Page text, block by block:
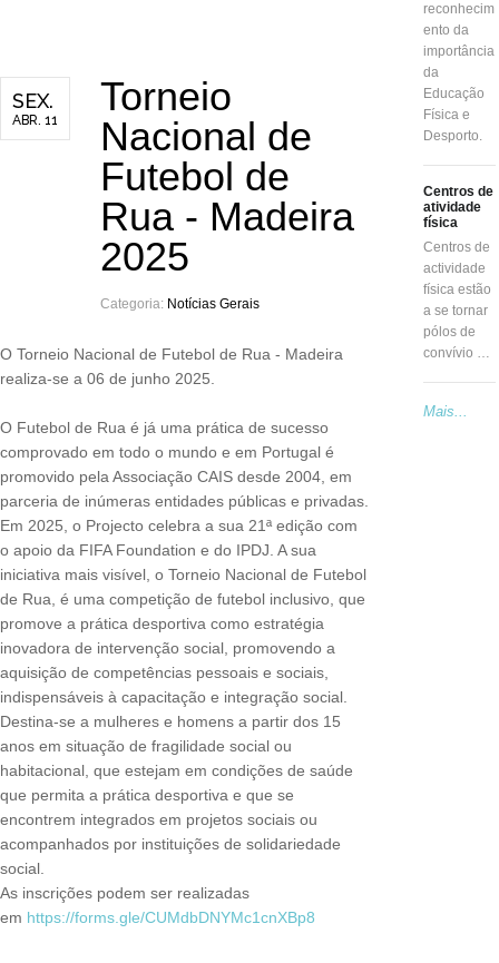
SEX.
ABR. 11
Torneio
Nacional de
Futebol de
Rua - Madeira
2025
Categoria: Notícias Gerais
O Torneio Nacional de Futebol de Rua - Madeira
realiza-se a 06 de junho 2025.
O Futebol de Rua é já uma prática de sucesso
comprovado em todo o mundo e em Portugal é
promovido pela Associação CAIS desde 2004, em
parceria de inúmeras entidades públicas e privadas.
Em 2025, o Projecto celebra a sua 21ª edição com
o apoio da FIFA Foundation e do IPDJ. A sua
iniciativa mais visível, o Torneio Nacional de Futebol
de Rua, é uma competição de futebol inclusivo, que
promove a prática desportiva como estratégia
inovadora de intervenção social, promovendo a
aquisição de competências pessoais e sociais,
indispensáveis à capacitação e integração social.
Destina-se a mulheres e homens a partir dos 15
anos em situação de fragilidade social ou
habitacional, que estejam em condições de saúde
que permita a prática desportiva e que se
encontrem integrados em projetos sociais ou
acompanhados por instituições de solidariedade
social.
As inscrições podem ser realizadas
em https://forms.gle/CUMdbDNYMc1cnXBp8
reconhecim
ento da
importância
da
Educação
Física e
Desporto.
Centros de
atividade
física
Centros de
actividade
física estão
a se tornar
pólos de
convívio …
Mais...